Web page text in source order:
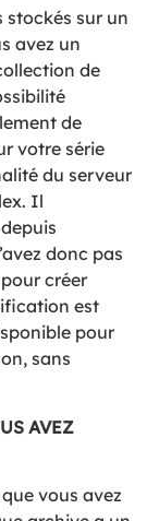
stockés sur un
avez un
de
de
votre série
du serveur
Il
donc pas
créer
est
pour
sans
AVEZ
vous avez